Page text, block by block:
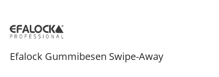
Efalock Gummibesen Swipe-Away